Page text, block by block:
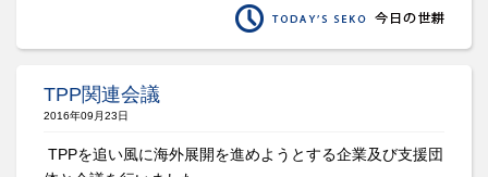
TPP関連会議
2016年09月23日
TPPを追い風に海外展開を進めようとする企業及び支援団